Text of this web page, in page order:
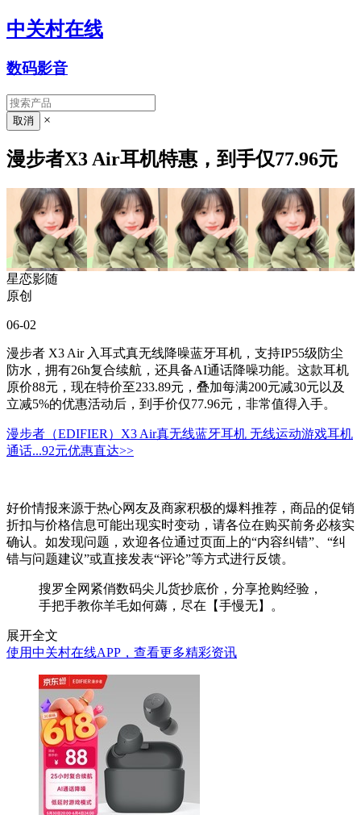
中关村在线
数码影音
×
漫步者X3 Air耳机特惠，到手仅77.96元
星恋影随
原创
06-02
漫步者 X3 Air 入耳式真无线降噪蓝牙耳机，支持IP55级防尘
防水，拥有26h复合续航，还具备AI通话降噪功能。这款耳机
原价88元，现在特价至233.89元，叠加每满200元减30元以及
立减5%的优惠活动后，到手价仅77.96元，非常值得入手。
漫步者（EDIFIER）X3 Air真无线蓝牙耳机 无线运动游戏耳机
通话...92元优惠直达>>
好价情报来源于热心网友及商家积极的爆料推荐，商品的促销
折扣与价格信息可能出现实时变动，请各位在购买前务必核实
确认。如发现问题，欢迎各位通过页面上的“内容纠错”、“纠
错与问题建议”或直接发表“评论”等方式进行反馈。
搜罗全网紧俏数码尖儿货抄底价，分享抢购经验，
手把手教你羊毛如何薅，尽在【手慢无】。
展开全文
使用中关村在线APP，查看更多精彩资讯